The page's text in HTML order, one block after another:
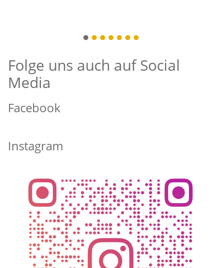
1 2 3 4 5 6 7
Folge uns auch auf Social
Media
Facebook
Instagram